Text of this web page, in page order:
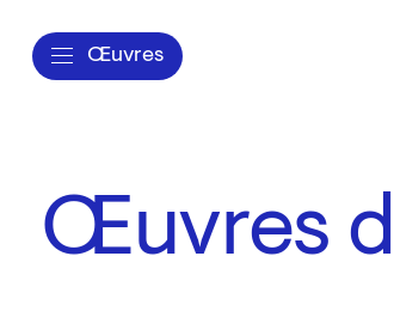
Œuvres
Œuvres